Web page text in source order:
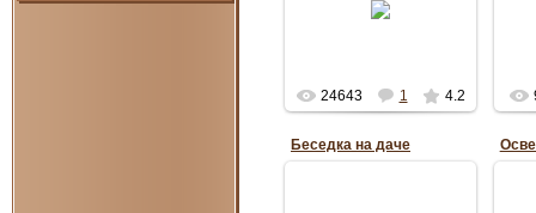
24643 1 4.2
Беседка на даче